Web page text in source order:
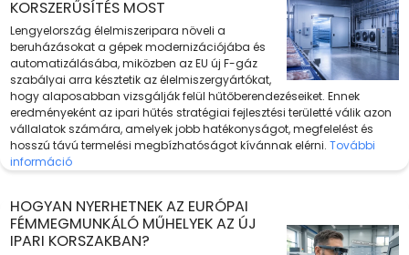
KORSZERŰSÍTÉS MOST
Lengyelország élelmiszeripara növeli a
beruházásokat a gépek modernizációjába és
automatizálásába, miközben az EU új F-gáz
szabályai arra késztetik az élelmiszergyártókat,
hogy alaposabban vizsgálják felül hűtőberendezéseiket. Ennek
eredményeként az ipari hűtés stratégiai fejlesztési területté válik azon
vállalatok számára, amelyek jobb hatékonyságot, megfelelést és
hosszú távú termelési megbízhatóságot kívánnak elérni. További
információ
HOGYAN NYERHETNEK AZ EURÓPAI
FÉMMEGMUNKÁLÓ MŰHELYEK AZ ÚJ
IPARI KORSZAKBAN?